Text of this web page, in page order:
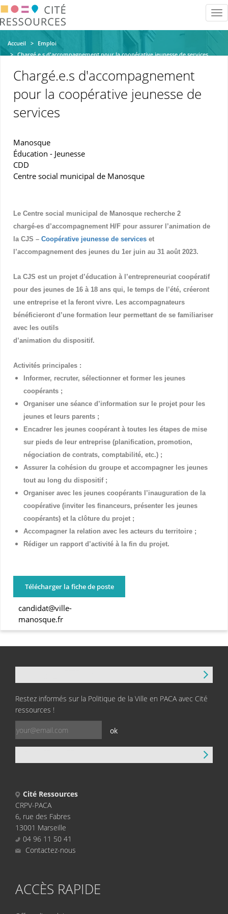
Aller
au
contenu
principal
Accueil
Emploi
Chargé.e.s d'accompagnement pour la coopérative jeunesse de services
Chargé.e.s d'accompagnement
pour la coopérative jeunesse de
services
Manosque
Éducation - Jeunesse
CDD
Centre social municipal de Manosque
Le Centre social municipal de Manosque recherche 2
chargé-es d’accompagnement H/F pour assurer l’animation de
la CJS – Coopérative jeunesse de services et
l’accompagnement des jeunes du 1er juin au 31 août 2023.
La CJS est un projet d’éducation à l’entrepreneuriat coopératif
pour des jeunes de 16 à 18 ans qui, le temps de l’été, créeront
une entreprise et la feront vivre. Les accompagnateurs
bénéficieront d’une formation leur permettant de se familiariser
avec les outils
d’animation du dispositif.
Activités principales :
Informer, recruter, sélectionner et former les jeunes
coopérants ;
Organiser une séance d’information sur le projet pour les
jeunes et leurs parents ;
Encadrer les jeunes coopérant à toutes les étapes de mise
sur pieds de leur entreprise (planification, promotion,
négociation de contrats, comptabilité, etc.) ;
Assurer la cohésion du groupe et accompagner les jeunes
tout au long du dispositif ;
Organiser avec les jeunes coopérants
l’inauguration de la
coopérative (inviter les financeurs, présenter les jeunes
coopérants) et la clôture du projet ;
Accompagner la relation avec les acteurs du territoire ;
Rédiger un rapport d’activité à la fin du projet.
Télécharger la fiche de poste
candidat@ville-
manosque.fr
Restez informés sur la Politique de la Ville en PACA avec Cité
ressources !
ok
Cité Ressources
CRPV-PACA
6, rue des Fabres
13001 Marseille
04 96 11 50 41
Contactez-nous
ACCÈS RAPIDE